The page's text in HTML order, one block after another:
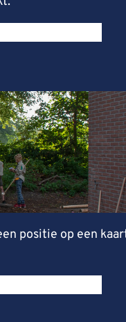
positie op een